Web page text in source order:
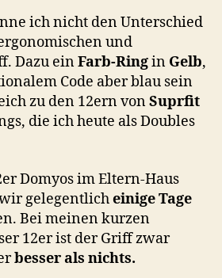
ich nicht den Unterschied
und
Dazu einFarb-Ringin Gelb,
Code aber blau sein
zu den 12ern vonSuprfit
die ich heute als Doubles
Domyos im Eltern-Haus
gelegentlicheinige Tage
Bei meinen kurzen
12er ist der Griff zwar
besser als nichts.